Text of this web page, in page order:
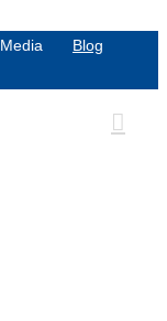
Media Blog